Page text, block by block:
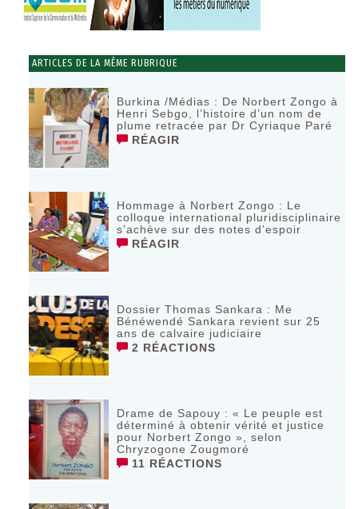
ARTICLES DE LA MÊME RUBRIQUE
Burkina /Médias : De Norbert Zongo à
Henri Sebgo, l’histoire d’un nom de
plume retracée par Dr Cyriaque Paré
RÉAGIR
Hommage à Norbert Zongo : Le
colloque international pluridisciplinaire
s’achève sur des notes d’espoir
RÉAGIR
Dossier Thomas Sankara : Me
Bénéwendé Sankara revient sur 25
ans de calvaire judiciaire
2 RÉACTIONS
Drame de Sapouy : « Le peuple est
déterminé à obtenir vérité et justice
pour Norbert Zongo », selon
Chryzogone Zougmoré
11 RÉACTIONS